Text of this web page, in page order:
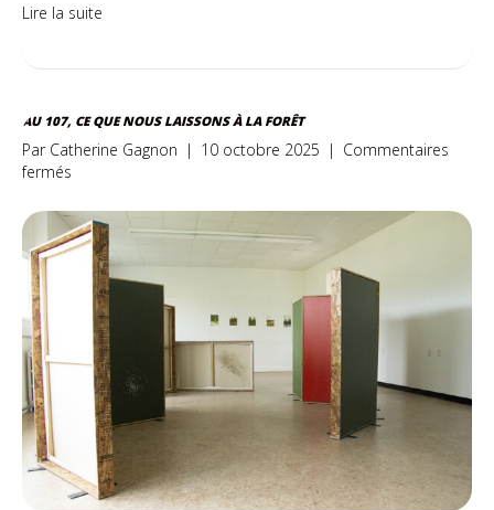
Lire la suite
AU 107, CE QUE NOUS LAISSONS À LA FORÊT
Par Catherine Gagnon | 10 octobre 2025 | Commentaires
fermés
107,
ce
que
nous
laissons
forêt